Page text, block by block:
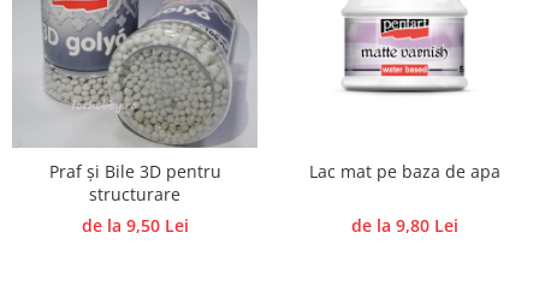
Praf și Bile 3D pentru
structurare
de la 9,50 Lei
Lac mat pe baza de apa
de la 9,80 Lei